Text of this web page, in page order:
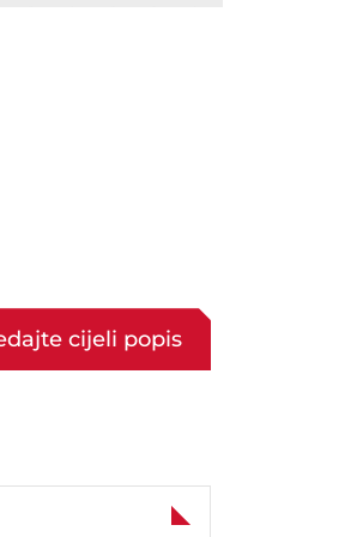
cijeli popis